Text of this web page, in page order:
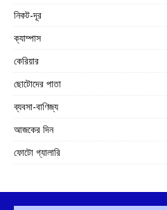
নিকট-দূর
ক্যাম্পাস
কেরিয়ার
ছোটোদের পাতা
ব্যবসা-বাণিজ্য
আজকের দিন
ফোটো গ্যালারি